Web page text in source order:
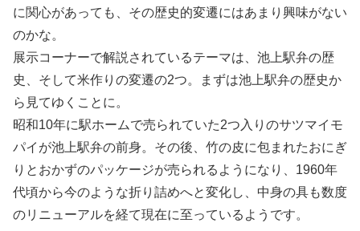
に関心があっても、その歴史的変遷にはあまり興味がない
のかな。
展示コーナーで解説されているテーマは、池上駅弁の歴
史、そして米作りの変遷の2つ。まずは池上駅弁の歴史か
ら見てゆくことに。
昭和10年に駅ホームで売られていた2つ入りのサツマイモ
パイが池上駅弁の前身。その後、竹の皮に包まれたおにぎ
りとおかずのパッケージが売られるようになり、1960年
代頃から今のような折り詰めへと変化し、中身の具も数度
のリニューアルを経て現在に至っているようです。